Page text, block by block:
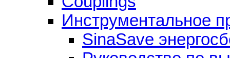
Инструментальное
SinaSave